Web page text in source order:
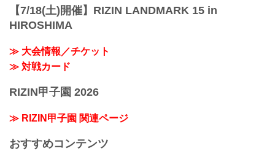
【7/18(土)開催】RIZIN LANDMARK 15 in
HIROSHIMA
≫ 大会情報／チケット
≫ 対戦カード
RIZIN甲子園 2026
≫ RIZIN甲子園 関連ページ
おすすめコンテンツ